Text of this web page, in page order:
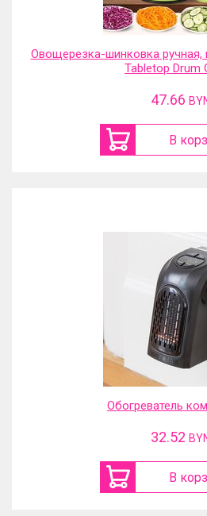
Овощерезка-шинковка ручная,
Tabletop Drum
47.66
В
Обогреватель
32.52
В